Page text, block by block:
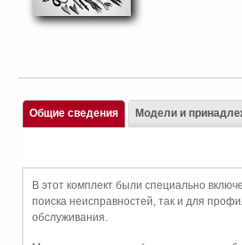
Общие сведения
В этот комплект были специально
поиска неисправностей, так и для
обслуживания.
Модели и